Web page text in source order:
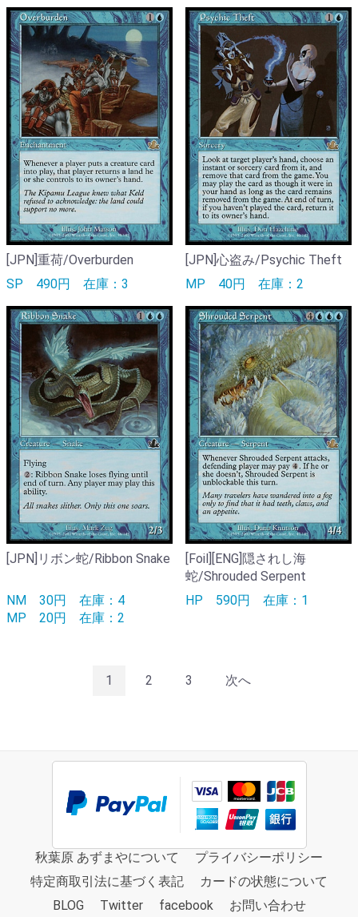
[JPN]重荷/Overburden
SP 490円 在庫：3
[JPN]心盗み/Psychic Theft
MP 40円 在庫：2
[JPN]リボン蛇/Ribbon Snake
NM 30円 在庫：4
MP 20円 在庫：2
[Foil][ENG]隠されし海
蛇/Shrouded Serpent
HP 590円 在庫：1
1 2 3 次へ
秋葉原 あずまやについて
プライバシーポリシー
特定商取引法に基づく表記
カードの状態について
BLOG
Twitter facebook お問い合わせ